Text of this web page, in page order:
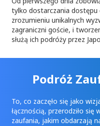
tylko dostarczania dostępu
zrozumieniu unikalnych
zagraniczni goście, i
służą ich podróży przez
Podróż
To, co zaczęło się jako
łącznością, przerodziło
zaufania, jakim obdarzają